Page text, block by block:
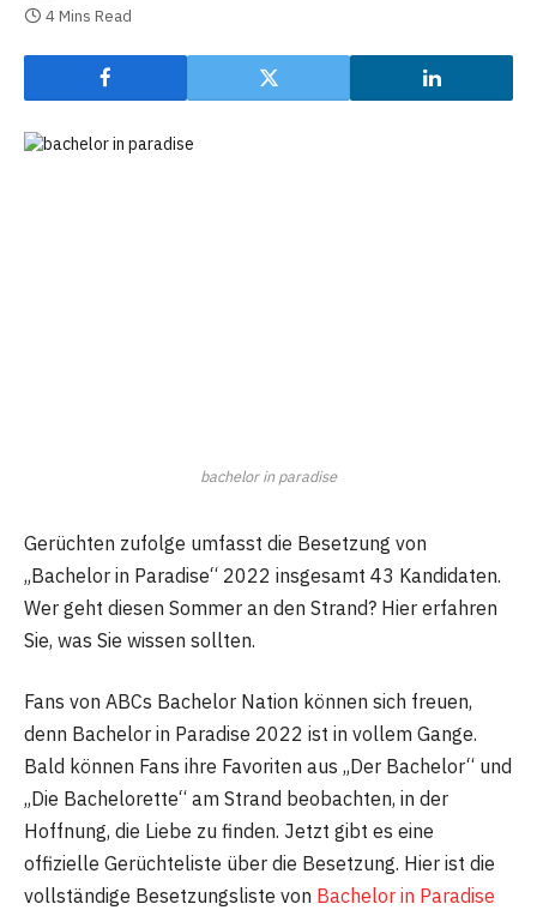
4 Mins Read
bachelor in paradise
Gerüchten zufolge umfasst die Besetzung von
„Bachelor in Paradise“ 2022 insgesamt 43 Kandidaten.
Wer geht diesen Sommer an den Strand? Hier erfahren
Sie, was Sie wissen sollten.
Fans von ABCs Bachelor Nation können sich freuen,
denn Bachelor in Paradise 2022 ist in vollem Gange.
Bald können Fans ihre Favoriten aus „Der Bachelor“ und
„Die Bachelorette“ am Strand beobachten, in der
Hoffnung, die Liebe zu finden. Jetzt gibt es eine
offizielle Gerüchteliste über die Besetzung. Hier ist die
vollständige Besetzungsliste von Bachelor in Paradise